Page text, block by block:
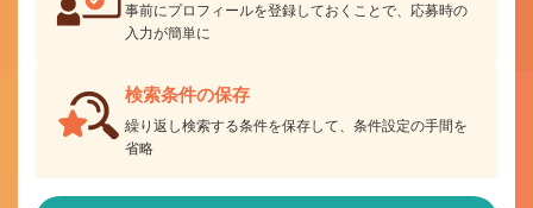
事前にプロフィールを登録しておくことで、応募時の
入力が簡単に
検索条件の保存
繰り返し検索する条件を保存して、条件設定の手間を
省略